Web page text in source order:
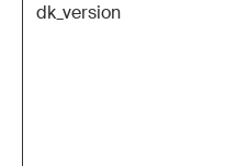
dk_version